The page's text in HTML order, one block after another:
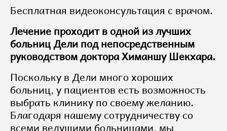
Бесплатная видеоконсультация с врачом.
Лечение проходит в одной из лучших
больниц Дели под непосредственным
руководством доктора Химаншу Шекхара.
Поскольку в Дели много хороших
больниц, у пациентов есть возможность
выбрать клинику по своему желанию.
Благодаря нашему сотрудничеству со